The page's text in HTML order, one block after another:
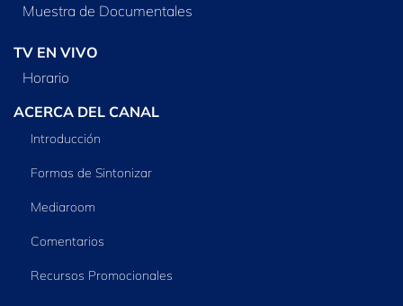
Muestra de Documentales
TV EN VIVO
Horario
ACERCA DEL CANAL
Introducción
Formas de Sintonizar
Mediaroom
Comentarios
Recursos Promocionales